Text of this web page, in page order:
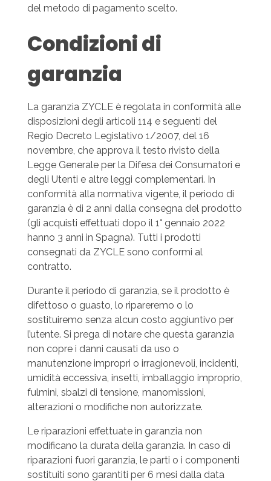
del metodo di pagamento scelto.
Condizioni di
garanzia
La garanzia ZYCLE è regolata in conformità alle
disposizioni degli articoli 114 e seguenti del
Regio Decreto Legislativo 1/2007, del 16
novembre, che approva il testo rivisto della
Legge Generale per la Difesa dei Consumatori e
degli Utenti e altre leggi complementari. In
conformità alla normativa vigente, il periodo di
garanzia è di 2 anni dalla consegna del prodotto
(gli acquisti effettuati dopo il 1° gennaio 2022
hanno 3 anni in Spagna). Tutti i prodotti
consegnati da ZYCLE sono conformi al
contratto.
Durante il periodo di garanzia, se il prodotto è
difettoso o guasto, lo ripareremo o lo
sostituiremo senza alcun costo aggiuntivo per
l’utente. Si prega di notare che questa garanzia
non copre i danni causati da uso o
manutenzione impropri o irragionevoli, incidenti,
umidità eccessiva, insetti, imballaggio improprio,
fulmini, sbalzi di tensione, manomissioni,
alterazioni o modifiche non autorizzate.
Le riparazioni effettuate in garanzia non
modificano la durata della garanzia. In caso di
riparazioni fuori garanzia, le parti o i componenti
sostituiti sono garantiti per 6 mesi dalla data